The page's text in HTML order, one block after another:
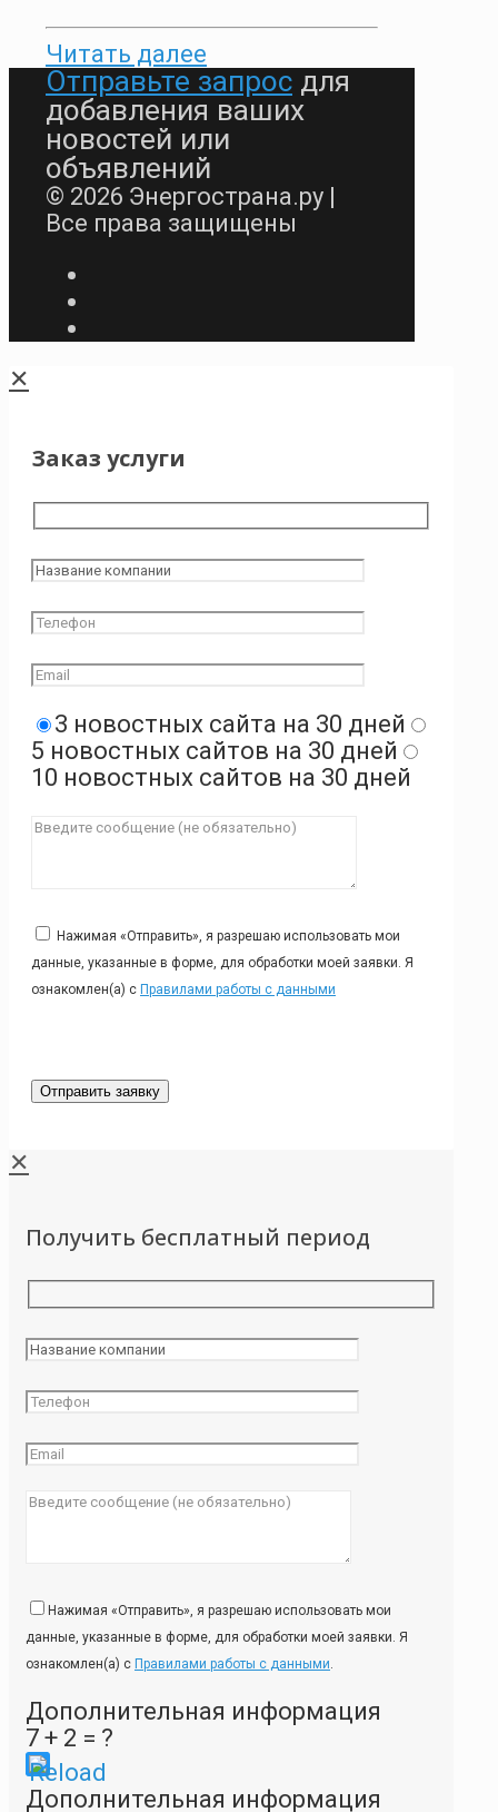
Читать далее
Отправьте запрос для
добавления ваших
новостей или
объявлений
© 2026 Энергострана.ру |
Все права защищены
✕
Заказ услуги
3 новостных сайта на 30 дней
5 новостных сайтов на 30 дней
10 новостных сайтов на 30 дней
Нажимая «Отправить», я разрешаю использовать мои
данные, указанные в форме, для обработки моей заявки. Я
ознакомлен(а) с Правилами работы с данными
✕
Получить бесплатный период
Нажимая «Отправить», я разрешаю использовать мои
данные, указанные в форме, для обработки моей заявки. Я
ознакомлен(а) с Правилами работы с данными.
Дополнительная информация
7 + 2 = ?
Please
Дополнительная информация